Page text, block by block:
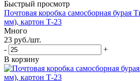
Быстрый просмотр
Почтовая коробка самосборная
мм), картон Т-23
Много
23 руб./шт.
-
+
В корзину